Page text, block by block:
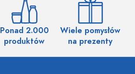
Ponad 2.000
produktów
Wiele pomysłów
na prezenty